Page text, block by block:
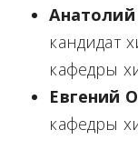
кандидат
кафедры
Евгений
кафедры